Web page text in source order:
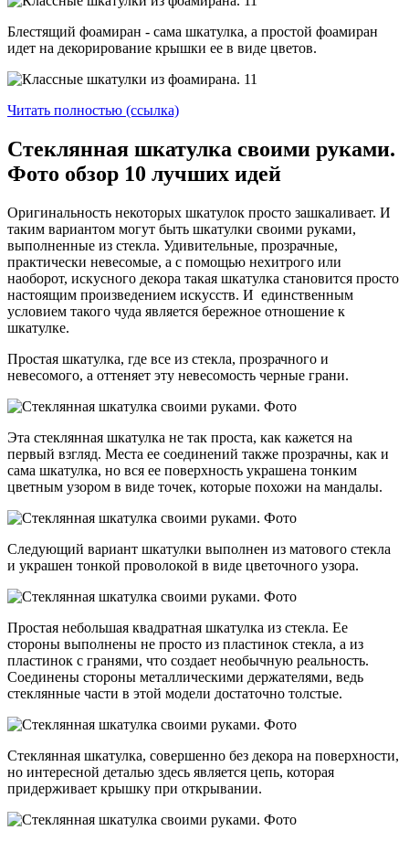
Блестящий фоамиран - сама шкатулка, а простой фоамиран
идет на декорирование крышки ее в виде цветов.
Читать полностью (ссылка)
Стеклянная шкатулка своими руками.
Фото обзор 10 лучших идей
Оригинальность некоторых шкатулок просто зашкаливает. И
таким вариантом могут быть шкатулки своими руками,
выполненные из стекла. Удивительные, прозрачные,
практически невесомые, а с помощью нехитрого или
наоборот, искусного декора такая шкатулка становится просто
настоящим произведением искусств. И единственным
условием такого чуда является бережное отношение к
шкатулке.
Простая шкатулка, где все из стекла, прозрачного и
невесомого, а оттеняет эту невесомость черные грани.
Эта стеклянная шкатулка не так проста, как кажется на
первый взгляд. Места ее соединений также прозрачны, как и
сама шкатулка, но вся ее поверхность украшена тонким
цветным узором в виде точек, которые похожи на мандалы.
Следующий вариант шкатулки выполнен из матового стекла
и украшен тонкой проволокой в виде цветочного узора.
Простая небольшая квадратная шкатулка из стекла. Ее
стороны выполнены не просто из пластинок стекла, а из
пластинок с гранями, что создает необычную реальность.
Соединены стороны металлическими держателями, ведь
стеклянные части в этой модели достаточно толстые.
Стеклянная шкатулка, совершенно без декора на поверхности,
но интересной деталью здесь является цепь, которая
придерживает крышку при открывании.